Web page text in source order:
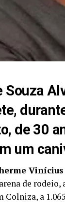
de 30
um
Vinícius
de
a